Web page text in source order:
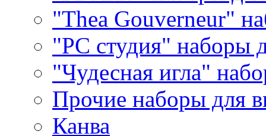
"Thea Gouverneur"
"РС студия" наборы
"Чудесная игла"
Прочие наборы для
Канва